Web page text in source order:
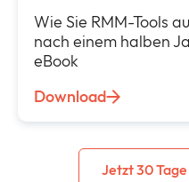
Wie Sie RMM-Tools
nach einem halben
eBook
Download
Jetzt 30